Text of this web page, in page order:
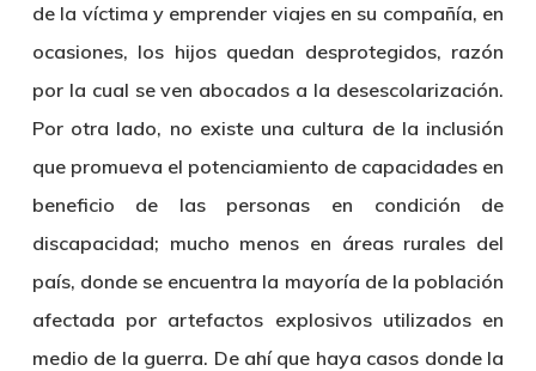
de la víctima y emprender viajes en su compañía, en
ocasiones, los hijos quedan desprotegidos, razón
por la cual se ven abocados a la desescolarización.
Por otra lado, no existe una cultura de la inclusión
que promueva el potenciamiento de capacidades en
beneficio de las personas en condición de
discapacidad; mucho menos en áreas rurales del
país, donde se encuentra la mayoría de la población
afectada por artefactos explosivos utilizados en
medio de la guerra. De ahí que haya casos donde la